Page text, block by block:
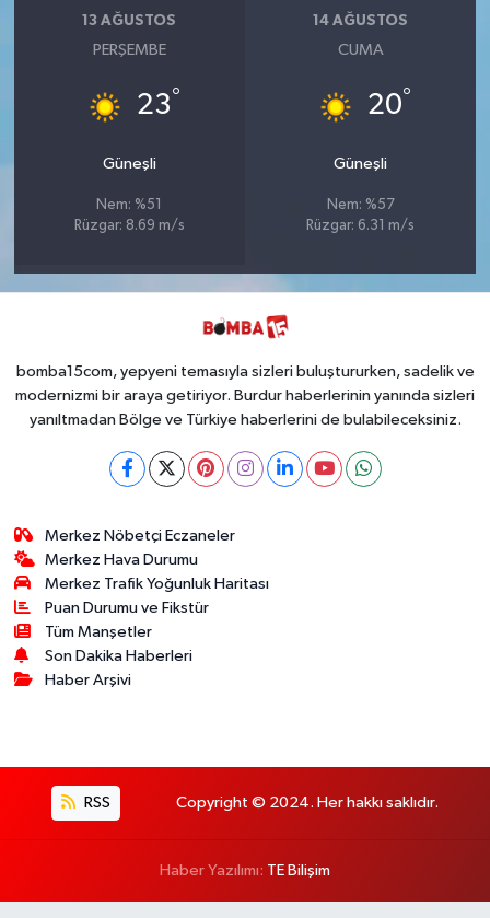
13 AĞUSTOS
PERŞEMBE
23°
Güneşli
Nem: %51
Rüzgar: 8.69 m/s
14 AĞUSTOS
CUMA
20°
Güneşli
Nem: %57
Rüzgar: 6.31 m/s
bomba15com, yepyeni temasıyla sizleri buluştururken, sadelik ve
modernizmi bir araya getiriyor. Burdur haberlerinin yanında sizleri
yanıltmadan Bölge ve Türkiye haberlerini de bulabileceksiniz.
Merkez Nöbetçi Eczaneler
Merkez Hava Durumu
Merkez Trafik Yoğunluk Haritası
Puan Durumu ve Fikstür
Tüm Manşetler
Son Dakika Haberleri
Haber Arşivi
RSS Copyright © 2024. Her hakkı saklıdır.
Haber Yazılımı: TE Bilişim